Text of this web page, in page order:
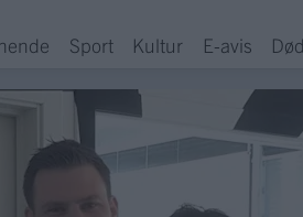
Sport Kultur E-avis